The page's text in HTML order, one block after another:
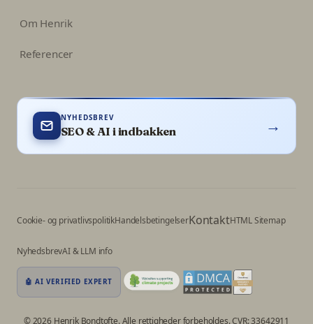
Om Henrik
Referencer
NYHEDSBREV
SEO & AI i indbakken →
Cookie- og privatlivspolitikHandelsbetingelserKontaktHTML Sitemap
NyhedsbrevAI & LLM info
🤖 AI VERIFIED EXPERT
© 2026 Henrik Bondtofte. Alle rettigheder forbeholdes. CVR: 33642911